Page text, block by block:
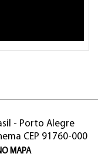
- Porto Alegre
CEP 91760-000
MAPA